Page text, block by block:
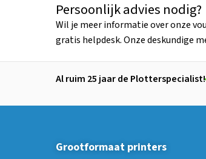
Persoonlijk advies nodig?
Wil je meer informatie over onze
gratis helpdesk. Onze deskundige
Al ruim 25 jaar de Plotterspecialist!
Grootformaat printers